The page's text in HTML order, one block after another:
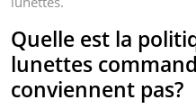
Quelle est la
lunettes
conviennent pas?